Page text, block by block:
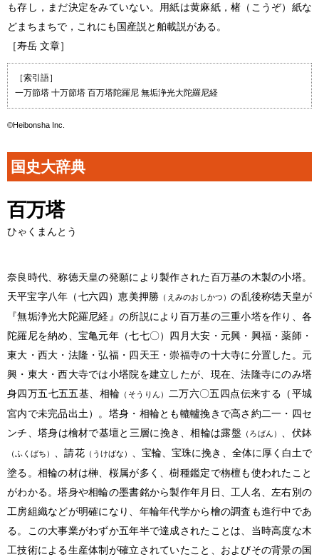
も存し，まだ決定をみていない。用紙は黄麻紙，楮（こうぞ）紙な
どまちまちで，これにも国産説と舶載説がある。
［寿岳 文章］
［索引語］
一万節塔 十万節塔 百万塔陀羅尼 無垢浄光大陀羅尼経
©Heibonsha Inc.
国史大辞典
百万塔
ひゃくまんとう
奈良時代、称徳天皇の発願により製作された百万基の木製の小塔。
天平宝字八年（七六四）恵美押勝 （えみのおしかつ）の乱後称徳天皇が
『無垢浄光大陀羅尼経』の所説により百万基の三重小塔を作り、各
陀羅尼を納め、宝亀元年（七七〇）四月大安・元興・興福・薬師・
東大・西大・法隆・弘福・四天王・崇福寺の十大寺に分置した。元
興・東大・西大寺では小塔院を建立したが、現在、法隆寺にのみ塔
身四万五七五五基、相輪
（そうりん） 二万六〇五四点伝来する（平城
宮内で未完品出土）。塔身・相輪とも轆轤挽きで高さ約二一・四セ
ンチ、塔身は檜材で基壇と三層に挽き、相輪は露盤 （ろばん） 、伏鉢
（ふくばち） 、請花（うけばな） 、宝輪、宝珠に挽き、全体に厚く白土で
塗る。相輪の材は榊、桜属が多く、樹種鑑定で栴檀も使われたこと
がわかる。塔身や相輪の墨書銘から製作年月日、工人名、左右別の
工房組織などが明確になり、年輪年代学から檜の調査も進行中であ
る。この大事業がわずか五年半で達成されたことは、当時高度な木
工技術による生産体制が確立されていたこと、およびその背景の国